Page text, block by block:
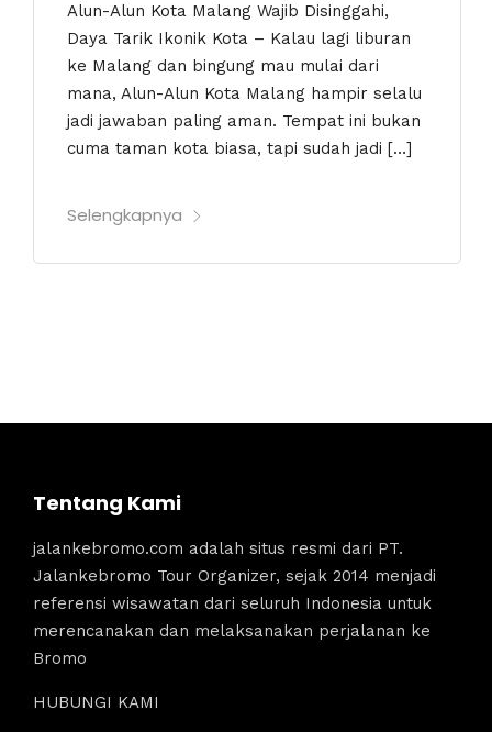
Alun-Alun Kota Malang Wajib Disinggahi,
Daya Tarik Ikonik Kota – Kalau lagi liburan
ke Malang dan bingung mau mulai dari
mana, Alun-Alun Kota Malang hampir selalu
jadi jawaban paling aman. Tempat ini bukan
cuma taman kota biasa, tapi sudah jadi […]
Selengkapnya
Tentang Kami
jalankebromo.com adalah situs resmi dari PT.
Jalankebromo Tour Organizer, sejak 2014 menjadi
referensi wisawatan dari seluruh Indonesia untuk
merencanakan dan melaksanakan perjalanan ke
Bromo
HUBUNGI KAMI